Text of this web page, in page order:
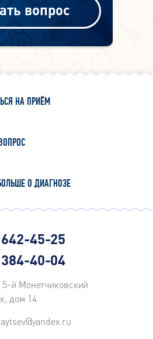
вопрос
НА ПРИЁМ
О ДИАГНОЗЕ
642-45-25
384-40-04
й Монетчиковский
дом 14